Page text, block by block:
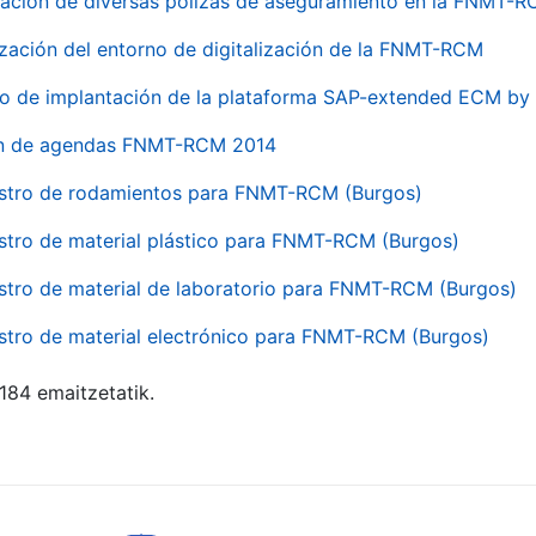
del entorno de digitalización de la FNMT-RCM
de implantación de la plataforma SAP-extended ECM by
de agendas FNMT-RCM 2014
de rodamientos para FNMT-RCM (Burgos)
de material plástico para FNMT-RCM (Burgos)
de material de laboratorio para FNMT-RCM (Burgos)
de material electrónico para FNMT-RCM (Burgos)
emaitzetatik.